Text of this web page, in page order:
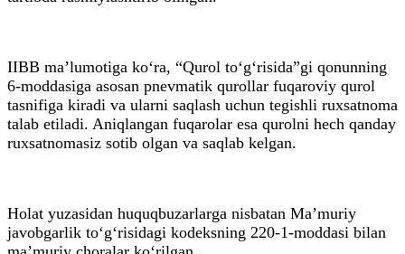
IIBB ma’lumotiga ko‘ra, “Qurol to‘g‘risida”gi qonunning
6-moddasiga asosan pnevmatik qurollar fuqaroviy qurol
tasnifiga kiradi va ularni saqlash uchun tegishli ruxsatnoma
talab etiladi. Aniqlangan fuqarolar esa qurolni hech qanday
ruxsatnomasiz sotib olgan va saqlab kelgan.
Holat yuzasidan huquqbuzarlarga nisbatan Ma’muriy
javobgarlik to‘g‘risidagi kodeksning 220-1-moddasi bilan